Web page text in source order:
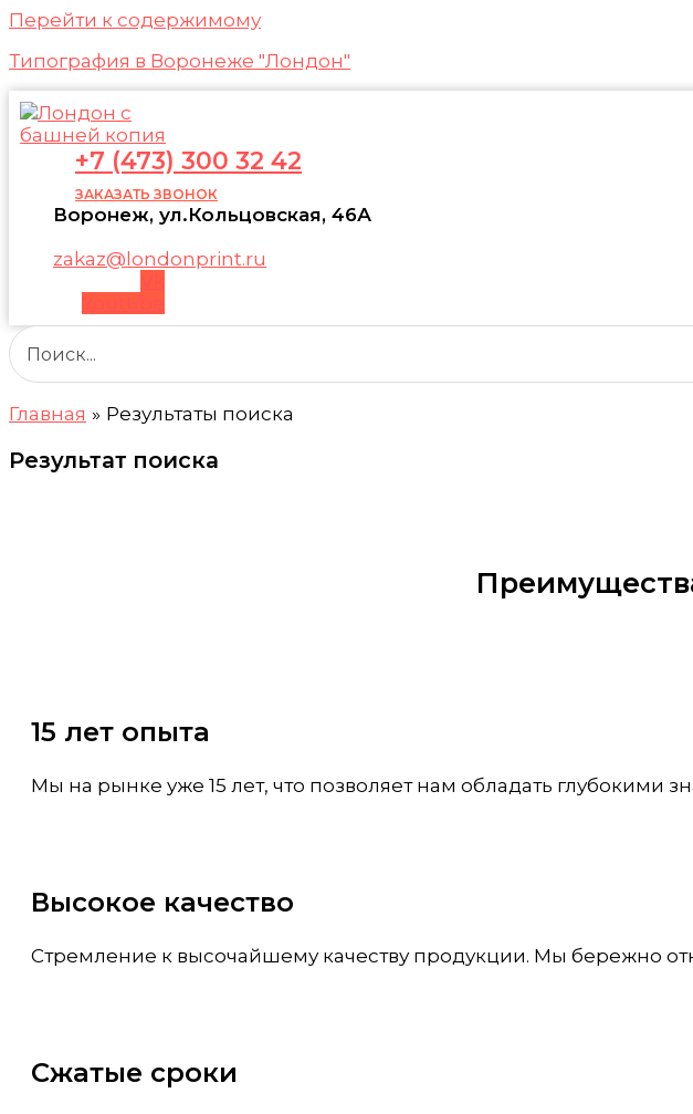
Перейти к содержимому
Типография в Воронеже "Лондон"
+7 (473) 300 32 42
ЗАКАЗАТЬ ЗВОНОК
Воронеж, ул.Кольцовская, 46А
zakaz@londonprint.ru
Главная Результаты поиска
Результат поиска
15 лет опыта
Мы на рынке уже 15 лет, что позволяет нам обладать глубокими
Высокое качество
Стремление к высочайшему качеству продукции. Мы бережно
Сжатые сроки